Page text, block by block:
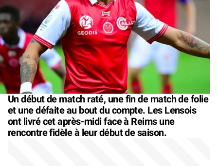
Un début de match raté, une fin de match de folie
et une défaite au bout du compte. Les Lensois
ont livré cet après-midi face à Reims une
rencontre fidèle à leur début de saison.